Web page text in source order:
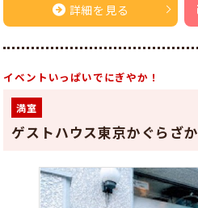
詳細を見る
イベントいっぱいでにぎやか！
満室
ゲストハウス東京かぐらざか